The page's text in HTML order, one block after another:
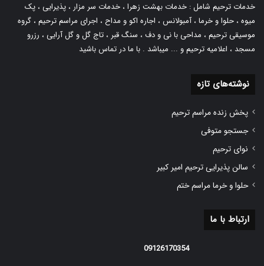
خدمات ترحیم شامل : خدمات بهشت زهرا ، خدمات سر مزار ، پذیرایی ، پک
میوه ، حلوا و خرما ، آمبولانس ، اجاره اکو و مداح ، اجرای مراسم ترحیم ، گروه
موسیقی ترحیم ، مداحی با نی و دف ، سنگ قبر ، تاج گل و گل آرایی ، رزرو
مسجد ، اعلامیه ترحیم و ... میباشد . با ما در تماس باشید
نوشته‌های تازه
پخش زنده مراسم ترحیم
جستجو متوفی
نوای ترحیم
سالن پذیرایی ترحیم امیر کبیر
حلوا و خرما مراسم ختم
ارتباط با ما
09126170354